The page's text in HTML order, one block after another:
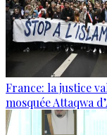
France: la justice
mosquée Attaqwa